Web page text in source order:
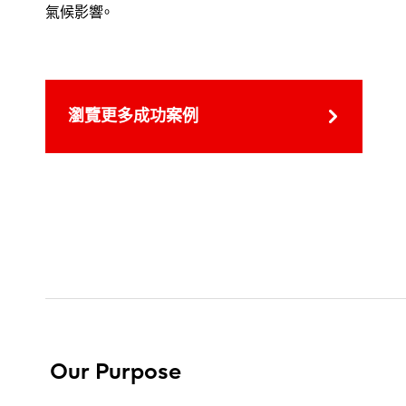
氣候影響。
瀏覽更多成功案例
Our Purpose